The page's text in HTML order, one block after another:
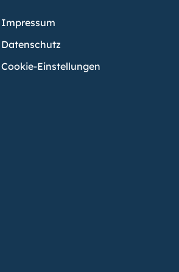
Impressum
Datenschutz
Cookie-Einstellungen